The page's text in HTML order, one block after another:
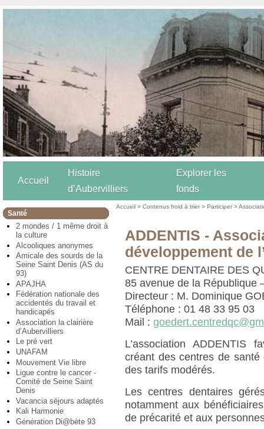
Accueil
Histoire
d’Aubervilliers
Explorer les
fonds
Santé
2 mondes / 1 même droit à
la culture
Alcooliques anonymes
Amicale des sourds de la
Seine Saint Denis (AS du
93)
APAJHA
Fédération nationale des
accidentés du travail et
handicapés
Association la clairière
d’Aubervilliers
Le pré vert
UNAFAM
Mouvement Vie libre
Ligue contre le cancer -
Comité de Seine Saint
Denis
Vacancia séjours adaptés
Kali Harmonie
Génération Di@bète 93
Accueil >Contenus froid à trier >Participer >
ADDENTIS -
développement de
CENTRE DENTAIRE DES
85 avenue de la République
Directeur : M. Dominique
Téléphone : 01 48 33 95 03
Mail :
L’association ADDENTIS
créant des centres de
des tarifs modérés.
Les centres dentaires
notamment aux
de précarité et aux